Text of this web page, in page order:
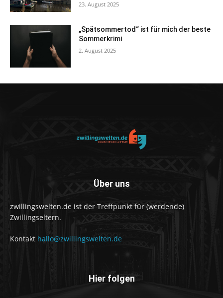
23. August 2025
„Spätsommertod“ ist für mich der beste
Sommerkrimi
2. August 2025
Über uns
zwillingswelten.de ist der Treffpunkt für (werdende)
Zwillingseltern.
Kontakt hallo@zwillingswelten.de
Hier folgen